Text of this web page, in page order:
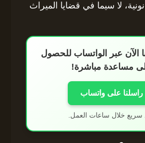
لا سيما في قضايا الميراث
الآن عبر الواتساب للحصول
مساعدة مباشرة!
راسلنا على واتساب
سريع خلال ساعات العمل.